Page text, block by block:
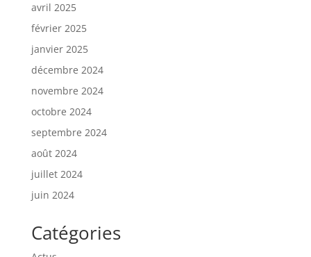
avril 2025
février 2025
janvier 2025
décembre 2024
novembre 2024
octobre 2024
septembre 2024
août 2024
juillet 2024
juin 2024
Catégories